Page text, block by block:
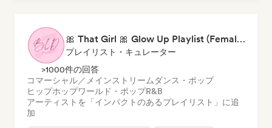
🎀 That Girl 🎀 Glow Up Playlist (Female Artists)
プレイリスト・キュレーター
>1000件の回答
コマーシャル／メインストリーム ダンス・ポップ
ヒップホップワールド・ポップR&B
アーティストを「インパクトのあるプレイリスト」に追
加